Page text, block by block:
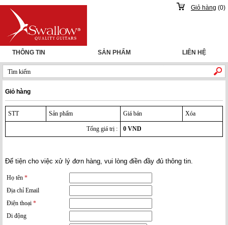
Giỏ hàng (0)
THÔNG TIN SẢN PHẨM LIÊN HỆ
Giỏ hàng
STT Sản phẩm Giá bán Xóa
Tổng giá trị : 0 VND
Để tiện cho việc xử lý đơn hàng, vui lòng điền đầy đủ thông tin.
Họ tên *
Địa chỉ Email
Điện thoại *
Di động